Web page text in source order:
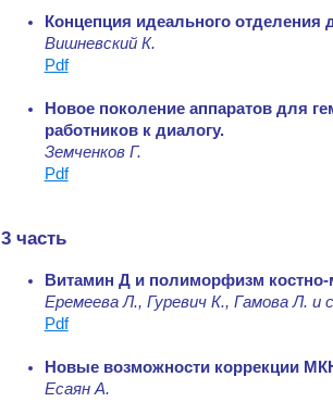
Концепция идеального отделения
Вишневский К.
Pdf
Новое поколение аппаратов для
работников к диалогу.
Земченков Г.
Pdf
3 часть
Витамин Д и полиморфизм
Еремеева Л., Гуревич К., Гамова Л. и
Pdf
Новые возможности коррекции
Есаян А.